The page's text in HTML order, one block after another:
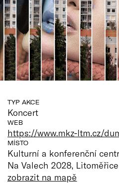
TYP AKCE
Koncert
WEB
https://www.mkz-ltm.cz/
MÍSTO
Kulturní a konferenční
Na Valech 2028, Litoměřice
zobrazit na mapě